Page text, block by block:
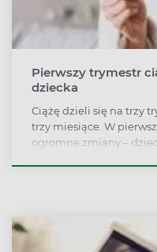
Pierwszy trymestr
dziecka
Ciążę dzieli się na trzy
trzy miesiące. W
ogromne zmiany –